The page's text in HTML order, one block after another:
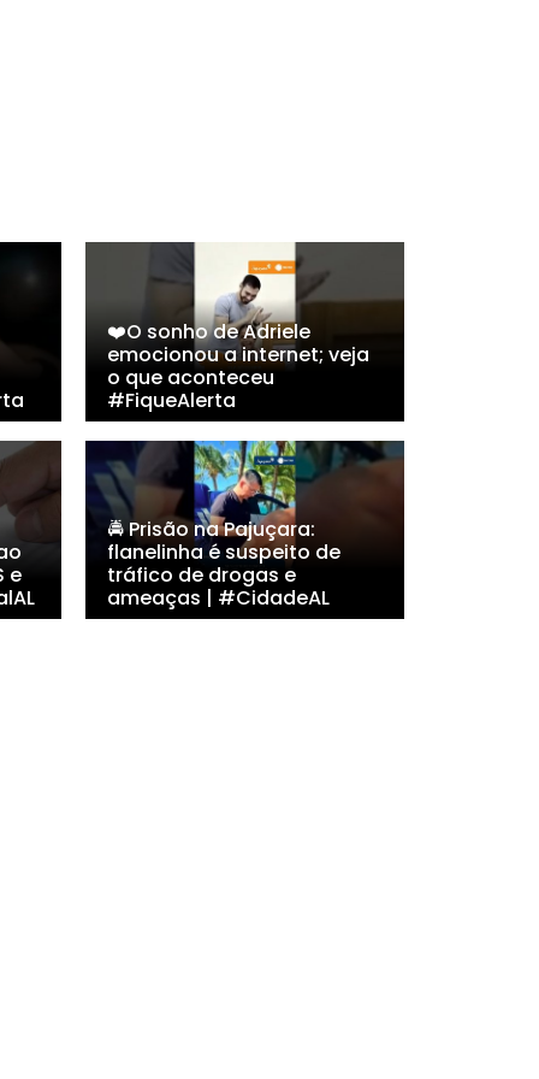
❤️O sonho de Adriele
emocionou a internet; veja
o que aconteceu
#FiqueAlerta
e
🚔 Prisão na Pajuçara:
flanelinha é suspeito de
tráfico de drogas e
ameaças | #CidadeAL